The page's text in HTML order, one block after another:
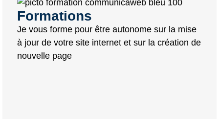
Formations
Je vous forme pour être autonome sur la mise
à jour de votre site internet et sur la création de
nouvelle page